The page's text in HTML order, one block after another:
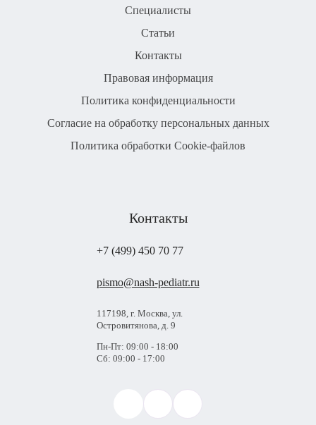
Специалисты
Статьи
Контакты
Правовая информация
Политика конфиденциальности
Согласие на обработку персональных данных
Политика обработки Cookie-файлов
Контакты
+7 (499) 450 70 77
pismo@nash-pediatr.ru
117198, г. Москва, ул.
Островитянова, д. 9
Пн-Пт: 09:00 - 18:00
Сб: 09:00 - 17:00